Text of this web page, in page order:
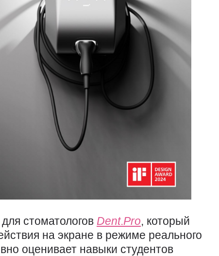
стоматологов Dent.Pro, который
на экране в режиме реального
оценивает навыки студентов